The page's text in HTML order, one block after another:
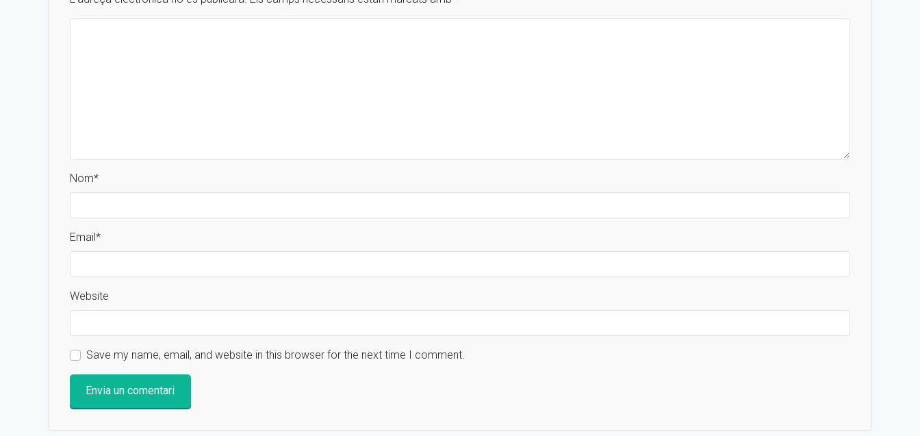
Nom*
Email*
Website
Save my name, email, and website in this browser for the next time I comment.